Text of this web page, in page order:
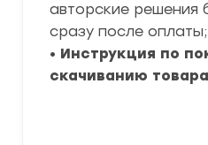
авторские решения
сразу после оплаты;
• Инструкция по
скачиванию